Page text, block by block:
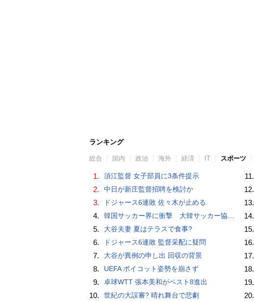
ランキング
総合 国内 政治 海外 経済 IT スポーツ
1. 須江監督 女子部員に3条件提示
2. 中日が新庄監督招聘を検討か
3. ドジャース6連敗 佐々木が止める
4. 韓国サッカー界に衝撃 大韓サッカー協会に外国人審判への“性的接待”疑惑 韓国メディアが報道
5. 大谷夫妻 夏はテラスで食事?
6. ドジャース6連敗 監督采配に疑問
7. 大谷が異例の申し出 回収の背景
8. UEFA ボイコット姿勢を崩さず
9. 卓球WTT 張本美和がベスト8進出
10. 世紀の大誤審? 晴れ舞台で悲劇
11.
12.
13.
14.
15.
16.
17.
18.
19.
20.